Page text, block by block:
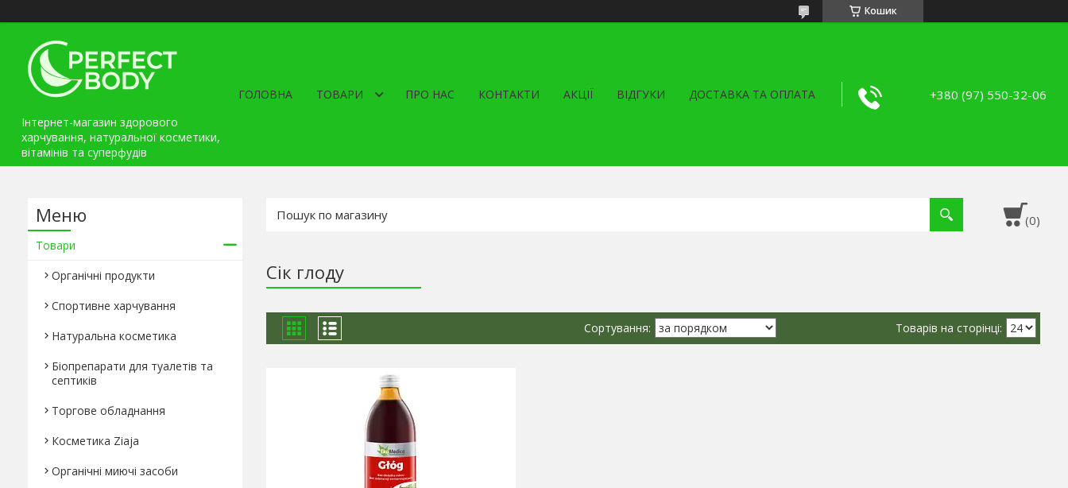
Кошик
Інтернет-магазин здорового
харчування, натуральної косметики,
вітамінів та cуперфудів
ГОЛОВНА ТОВАРИ ПРО НАС КОНТАКТИ АКЦІЇ ВІДГУКИ ДОСТАВКА ТА ОПЛАТА +380 (97) 550-32-06
Сік глоду
Товари
Органічні продукти
Спортивне харчування
Натуральна косметика
Біопрепарати для туалетів та
септиків
Торгове обладнання
Косметика Ziaja
Органічні миючі засоби